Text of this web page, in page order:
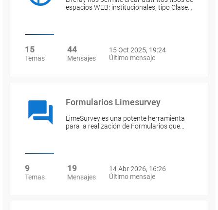
espacios WEB: institucionales, tipo Clase…
15
Temas
44
Mensajes
15 Oct 2025, 19:24
Último mensaje
Formularios Limesurvey
LimeSurvey es una potente herramienta
para la realización de Formularios que…
9
Temas
19
Mensajes
14 Abr 2026, 16:26
Último mensaje